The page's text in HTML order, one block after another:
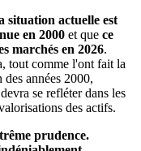
situation actuelle est
en 2000 et que ce
marchés en 2026.
tout comme l'ont fait la
années 2000,
se refléter dans les
des actifs.
prudence.